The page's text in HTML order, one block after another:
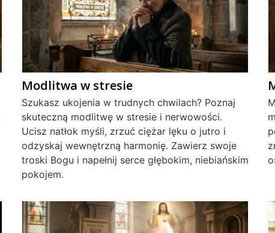
Modlitwa w stresie
Szukasz ukojenia w trudnych chwilach? Poznaj
skuteczną modlitwę w stresie i nerwowości.
Ucisz natłok myśli, zrzuć ciężar lęku o jutro i
odzyskaj wewnętrzną harmonię. Zawierz swoje
troski Bogu i napełnij serce głębokim, niebiańskim
pokojem.